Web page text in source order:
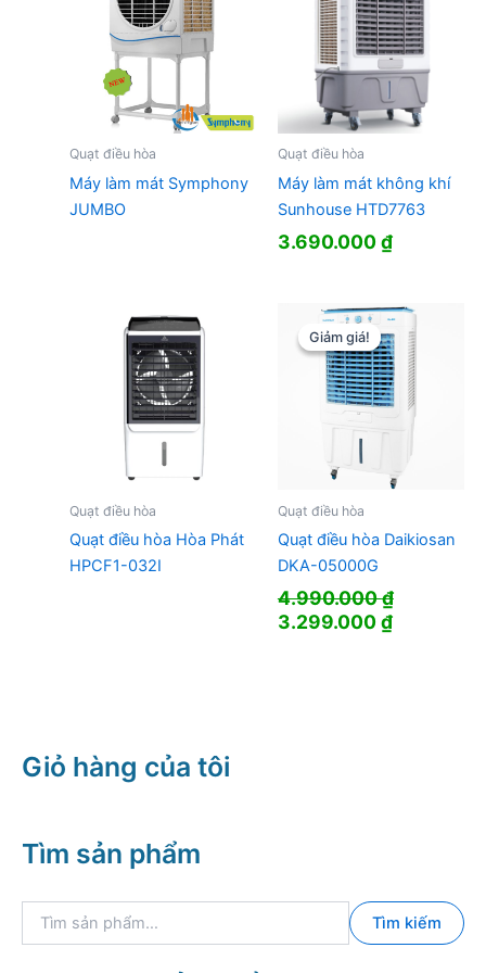
Quạt điều hòa
Máy làm mát Symphony
JUMBO
Quạt điều hòa
Máy làm mát không khí
Sunhouse HTD7763
3.690.000₫
Quạt điều hòa
Quạt điều hòa Hòa Phát
HPCF1-032I
Giảm giá!
Giảm giá!
Quạt điều hòa
Quạt điều hòa Daikiosan
DKA-05000G
4.990.000₫
Giá
3.299.000₫Giá
Giỏ hàng của tôi
Tìm sản phẩm
Tìm kiếm